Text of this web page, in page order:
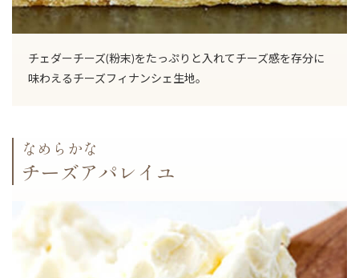
チェダーチーズ(粉末)をたっぷりと入れてチーズ感を存分に
味わえるチーズフィナンシェ生地。
なめらかな
チーズアパレイユ